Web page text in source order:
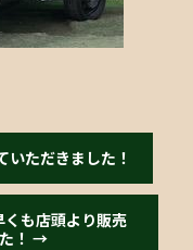
いただきました！
も店頭より販売
！→